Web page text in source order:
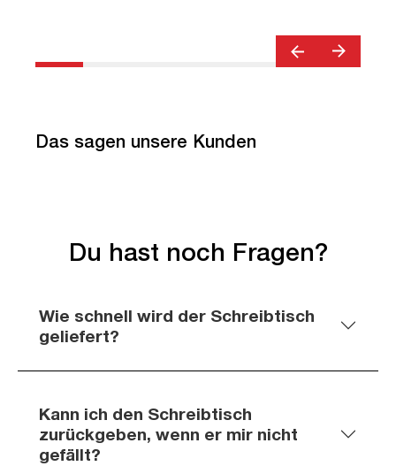
Das sagen unsere Kunden
Du hast noch Fragen?
Wie schnell wird der Schreibtisch
geliefert?
Kann ich den Schreibtisch
zurückgeben, wenn er mir nicht
gefällt?